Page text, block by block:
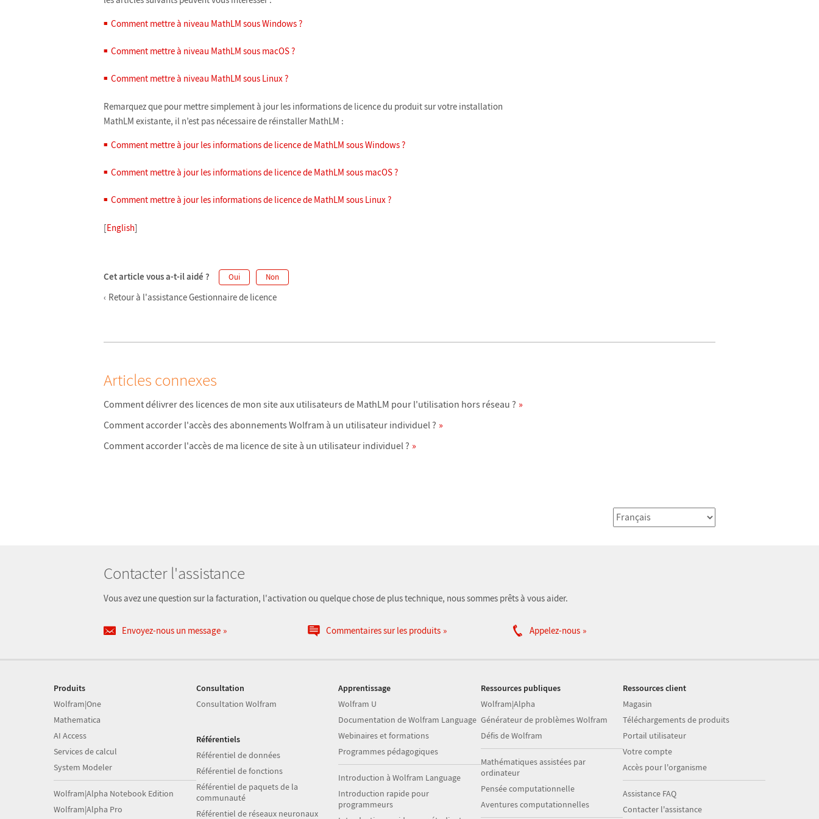
Comment mettre à niveau MathLM sous Windows ?
Comment mettre à niveau MathLM sous macOS ?
Comment mettre à niveau MathLM sous Linux ?
Remarquez que pour mettre simplement à jour les informations de licence du produit sur votre installation
MathLM existante, il n’est pas nécessaire de réinstaller MathLM :
Comment mettre à jour les informations de licence de MathLM sous Windows ?
Comment mettre à jour les informations de licence de MathLM sous macOS ?
Comment mettre à jour les informations de licence de MathLM sous Linux ?
[English]
Cet article vous a-t-il aidé ? Oui Non
Retour à l'assistance Gestionnaire de licence
Articles connexes
Comment délivrer des licences de mon site aux utilisateurs de MathLM pour l'utilisation hors réseau ?
Comment accorder l'accès des abonnements Wolfram à un utilisateur individuel ?
Comment accorder l'accès de ma licence de site à un utilisateur individuel ?
Contacter l'assistance
Vous avez une question sur la facturation, l'activation ou quelque chose de plus technique, nous sommes prêts à vous aider.
Envoyez-nous un message Commentaires sur les produits Appelez-nous
Produits
Wolfram|One
Mathematica
AI Access
Services de calcul
System Modeler
Wolfram|Alpha Notebook Edition
Wolfram|Alpha Pro
Consultation
Consultation Wolfram
Référentiels
Référentiel de données
Référentiel de fonctions
Référentiel de paquets de la
communauté
Référentiel de réseaux neuronaux
Apprentissage
Wolfram U
Documentation de Wolfram Language
Webinaires et formations
Programmes pédagogiques
Introduction à Wolfram Language
Introduction rapide pour
programmeurs
Ressources publiques
Wolfram|Alpha
Générateur de problèmes Wolfram
Défis de Wolfram
Mathématiques assistées par
ordinateur
Pensée computationnelle
Aventures computationnelles
Ressources client
Magasin
Téléchargements de produits
Portail utilisateur
Votre compte
Accès pour l'organisme
Assistance FAQ
Contacter l'assistance